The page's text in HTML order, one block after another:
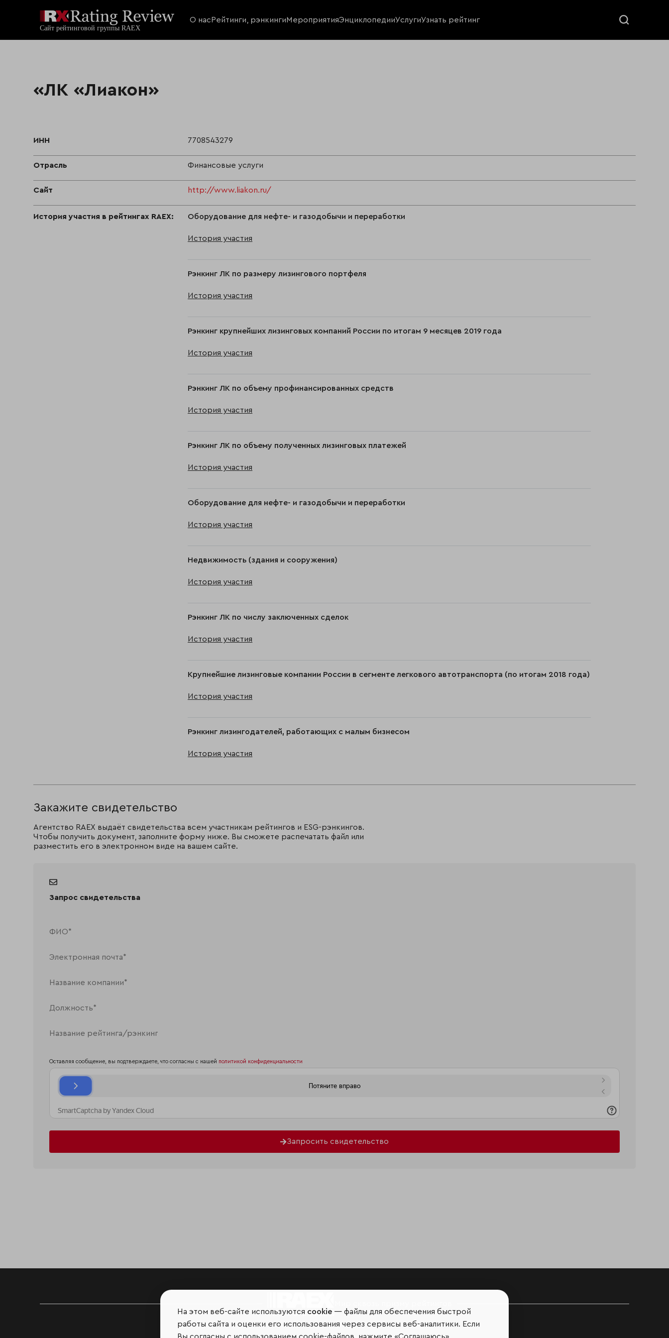
О нас Рейтинги, рэнкингиМероприятияЭнциклопедииУслугиУзнать рейтинг
«ЛК «Лиакон»
ИНН 7708543279
Отрасль Финансовые услуги
Сайт http://www.liakon.ru/
История участия в рейтингах RAEX: Оборудование для нефте- и газодобычи и переработки
История участия
Рэнкинг ЛК по размеру лизингового портфеля
История участия
Рэнкинг крупнейших лизинговых компаний России по итогам 9 месяцев 2019 года
История участия
Рэнкинг ЛК по объему профинансированных средств
История участия
Рэнкинг ЛК по объему полученных лизинговых платежей
История участия
Оборудование для нефте- и газодобычи и переработки
История участия
Недвижимость (здания и сооружения)
История участия
Рэнкинг ЛК по числу заключенных сделок
История участия
Крупнейшие лизинговые компании России в сегменте легкового автотранспорта (по итогам 2018 года)
История участия
Рэнкинг лизингодателей, работающих с малым бизнесом
История участия
Закажите свидетельство
Агентство RAEX выдаёт свидетельства всем участникам рейтингов и ESG-рэнкингов.
Чтобы получить документ, заполните форму ниже. Вы сможете распечатать файл или
разместить его в электронном виде на вашем сайте.
Запрос свидетельства
Оставляя сообщение, вы подтверждаете, что согласны с нашей политикой конфиденциальности
Запросить свидетельство
На этом веб-сайте используются cookie — файлы для обеспечения быстрой
работы сайта и оценки его использования через сервисы веб-аналитики. Если